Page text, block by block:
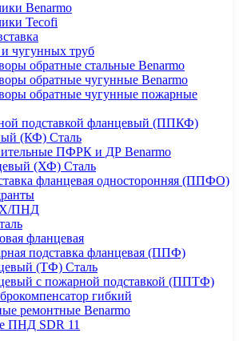
Benarmo
Tecofi
чугунных труб
обратные стальные Benarmo
обратные чугунные Benarmo
обратные чугунные пожарные
подставкой фланцевый (ППКФ)
(КФ) Сталь
ПФРК и ДР Benarmo
(ХФ) Сталь
фланцевая односторонняя (ППФО)
ПНД
фланцевая
подставка фланцевая (ППФ)
(ТФ) Сталь
с пожарной подставкой (ППТФ)
гибкий
ремонтные Benarmo
ПНД SDR 11